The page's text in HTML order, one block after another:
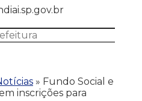
» Fundo Social e
inscrições para